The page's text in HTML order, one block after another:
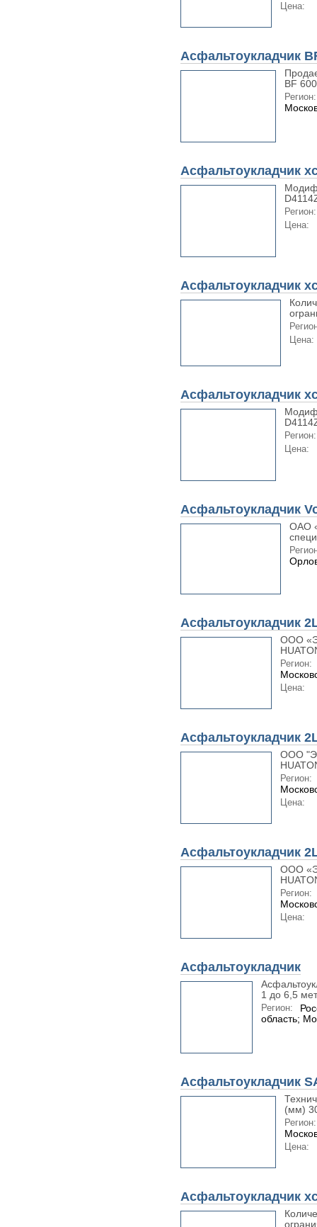
Цена:
Асфальтоукладчик
BF
Регион:
Асфальтоукладчик
Регион:
Цена:
Асфальтоукладчик
Цена:
Асфальтоукладчик
Регион:
Цена:
Асфальтоукладчик
ОАО
Асфальтоукладчик
ООО
Регион:
Цена:
Асфальтоукладчик
ООО
Регион:
Цена:
Асфальтоукладчик
ООО
Регион:
Цена:
Асфальтоукладчик
1 до 6,5
Регион:
область;
Асфальтоукладчик
(мм)
Регион:
Цена:
Асфальтоукладчик